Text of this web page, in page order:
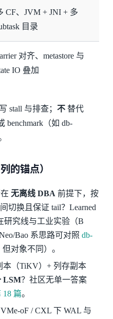
CF、JVM + JNI + 多
目录
对齐、metastore 与
IO 叠加
stall 与排查； 不替代
benchmark（如 db-
的锚点）
在无离线 DBA 前提下，按
切换且保证 tail？Learned
研究线与工业实验（B
Bao 系思路可对照db-
对象不同）。
本（TiKV）+ 列存副本
LSM？社区无单一答案
18 篇。
oF / CXL 下 WAL 与